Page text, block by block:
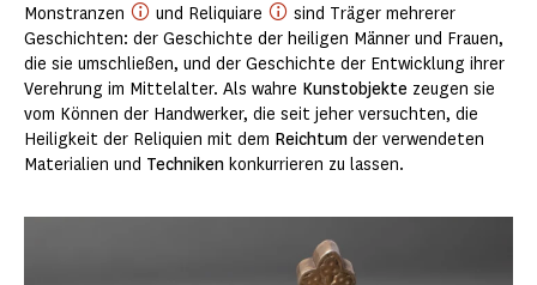
Monstranzen und Reliquiare
sind Träger mehrerer
Geschichten: der Geschichte der heiligen Männer und Frauen,
die sie umschließen, und der Geschichte der Entwicklung ihrer
Verehrung im Mittelalter. Als wahre Kunstobjekte zeugen sie
vom Können der Handwerker, die seit jeher versuchten, die
Heiligkeit der Reliquien mit dem Reichtum der verwendeten
Materialien und Techniken konkurrieren zu lassen.